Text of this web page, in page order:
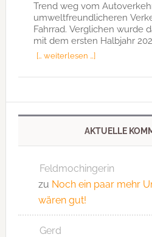
Trend weg vom
umweltfreundlicheren
Fahrrad. Verglichen wurde
mit dem ersten Halbjahr
[… weiterlesen …]
AKTUELLE
Feldmochingerin
zu Noch ein paar mehr
wären gut!
Gerd